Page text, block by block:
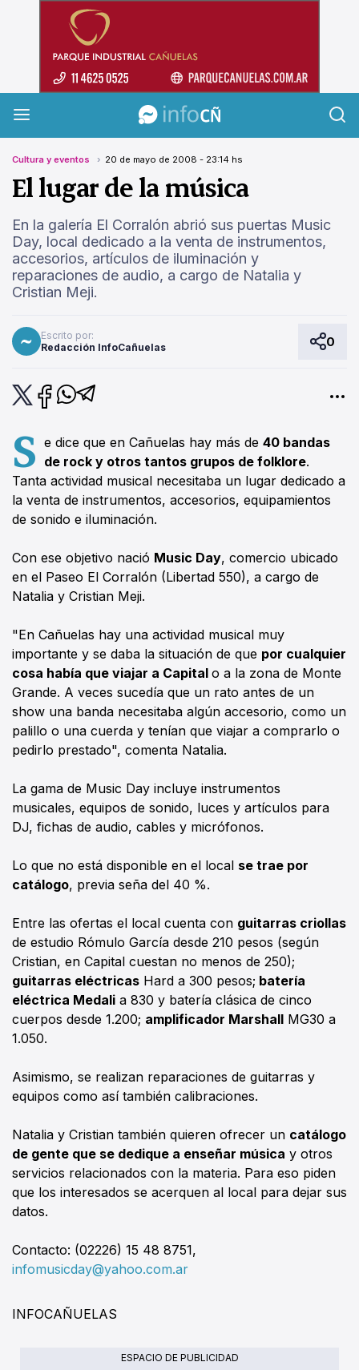
Cultura y eventos 20 de mayo de 2008 - 23:14 hs
El lugar de la música
En la galería El Corralón abrió sus puertas Music
Day, local dedicado a la venta de instrumentos,
accesorios, artículos de iluminación y
reparaciones de audio, a cargo de Natalia y
Cristian Meji.
Escrito por:
Redacción InfoCañuelas
0
S e dice que en Cañuelas hay más de40 bandas
de rock y otros tantos grupos de folklore.
Tanta actividad musical necesitaba un lugar dedicado a
la venta de instrumentos, accesorios, equipamientos
de sonido e iluminación.
Con ese objetivo nació Music Day, comercio ubicado
en el Paseo El Corralón (Libertad 550), a cargo de
Natalia y Cristian Meji.
"En Cañuelas hay una actividad musical muy
importante y se daba la situación de que por cualquier
cosa había que viajar a Capital o a la zona de Monte
Grande. A veces sucedía que un rato antes de un
show una banda necesitaba algún accesorio, como un
palillo o una cuerda y tenían que viajar a comprarlo o
pedirlo prestado", comenta Natalia.
La gama de Music Day incluye instrumentos
musicales, equipos de sonido, luces y artículos para
DJ, fichas de audio, cables y micrófonos.
Lo que no está disponible en el local se trae por
catálogo, previa seña del 40 %.
Entre las ofertas el local cuenta con guitarras criollas
de estudio Rómulo García desde 210 pesos (según
Cristian, en Capital cuestan no menos de 250);
guitarras eléctricas Hard a 300 pesos; batería
eléctrica Medali a 830 y batería clásica de cinco
cuerpos desde 1.200; amplificador Marshall MG30 a
1.050.
Asimismo, se realizan reparaciones de guitarras y
equipos como así también calibraciones.
Natalia y Cristian también quieren ofrecer un catálogo
de gente que se dedique a enseñar música y otros
servicios relacionados con la materia. Para eso piden
que los interesados se acerquen al local para dejar sus
datos.
Contacto: (02226) 15 48 8751,
infomusicday@yahoo.com.ar
INFOCAÑUELAS
ESPACIO DE PUBLICIDAD